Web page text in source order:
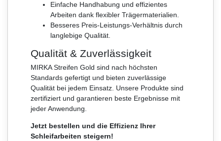
Einfache Handhabung und effizientes
Arbeiten dank flexibler Trägermaterialien.
Besseres Preis-Leistungs-Verhältnis durch
langlebige Qualität.
Qualität & Zuverlässigkeit
MIRKA Streifen Gold sind nach höchsten
Standards gefertigt und bieten zuverlässige
Qualität bei jedem Einsatz. Unsere Produkte sind
zertifiziert und garantieren beste Ergebnisse mit
jeder Anwendung.
Jetzt bestellen und die Effizienz Ihrer
Schleifarbeiten steigern!